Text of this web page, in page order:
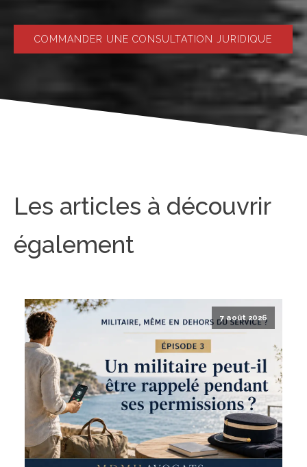
COMMANDER UNE CONSULTATION JURIDIQUE
Les articles à découvrir
également
7 août 2026